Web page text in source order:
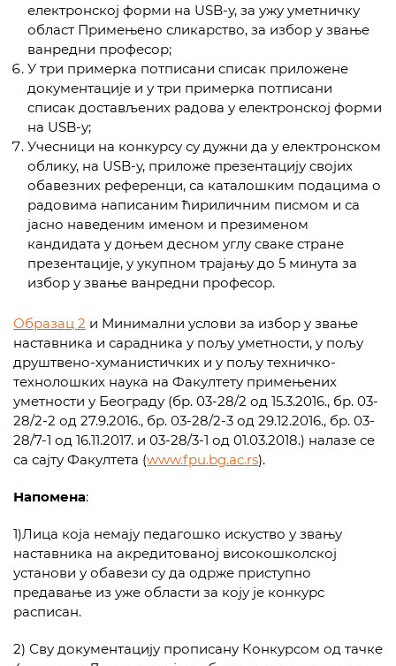
електронској форми на USB-у, за ужу уметничку
област Примењено сликарство, за избор у звање
ванредни професор;
У три примерка потписани списак приложене
документације и у три примерка потписани
списак достављених радова у електронској форми
на USB-у;
Учесници на конкурсу су дужни да у електронском
облику, на USB-у, приложе презентацију својих
обавезних референци, са каталошким подацима о
радовима написаним ћириличним писмом и са
јасно наведеним именом и презименом
кандидата у доњем десном углу сваке стране
презентације, у укупном трајању до 5 минута за
избор у звање ванредни професор.
Образац 2 и Минимални услови за избор у звање
наставника и сарадника у пољу уметности, у пољу
друштвено-хуманистичких и у пољу техничко-
технолошких наука на Факултету примењених
уметности у Београду (бр. 03-28/2 од 15.3.2016., бр. 03-
28/2-2 од 27.9.2016., бр. 03-28/2-3 од 29.12.2016., бр. 03-
28/7-1 од 16.11.2017. и 03-28/3-1 од 01.03.2018.) налазе се
са сајту Факултета (www.fpu.bg.ac.rs).
Напомена:
1)Лица која немају педагошко искуство у звању
наставника на акредитованој високошколској
установи у обавези су да одрже приступно
предавање из уже области за коју је конкурс
расписан.
2) Сву документацију прописану Конкурсом од тачке